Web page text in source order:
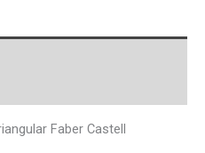
Faber Castell